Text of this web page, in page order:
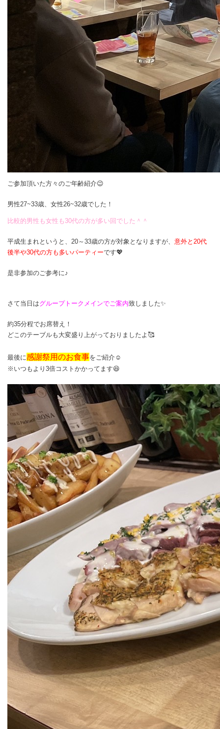
ご参加頂いた方々のご年齢紹介😉
男性27~33歳、女性26~32歳でした！
比較的男性も女性も30代の方が多い回でした＾＾
平成生まれというと、20～33歳の方が対象となりますが、 意外と20代
後半や30代の方も多いパーティーです💖
是非参加のご参考に♪
さて当日はグループトークメインでご案内致しました✨
約35分程でお席替え！
どこのテーブルも大変盛り上がっておりましたよ🥰
最後に感謝祭用のお食事をご紹介☺
※いつもより3倍コストかかってます😆